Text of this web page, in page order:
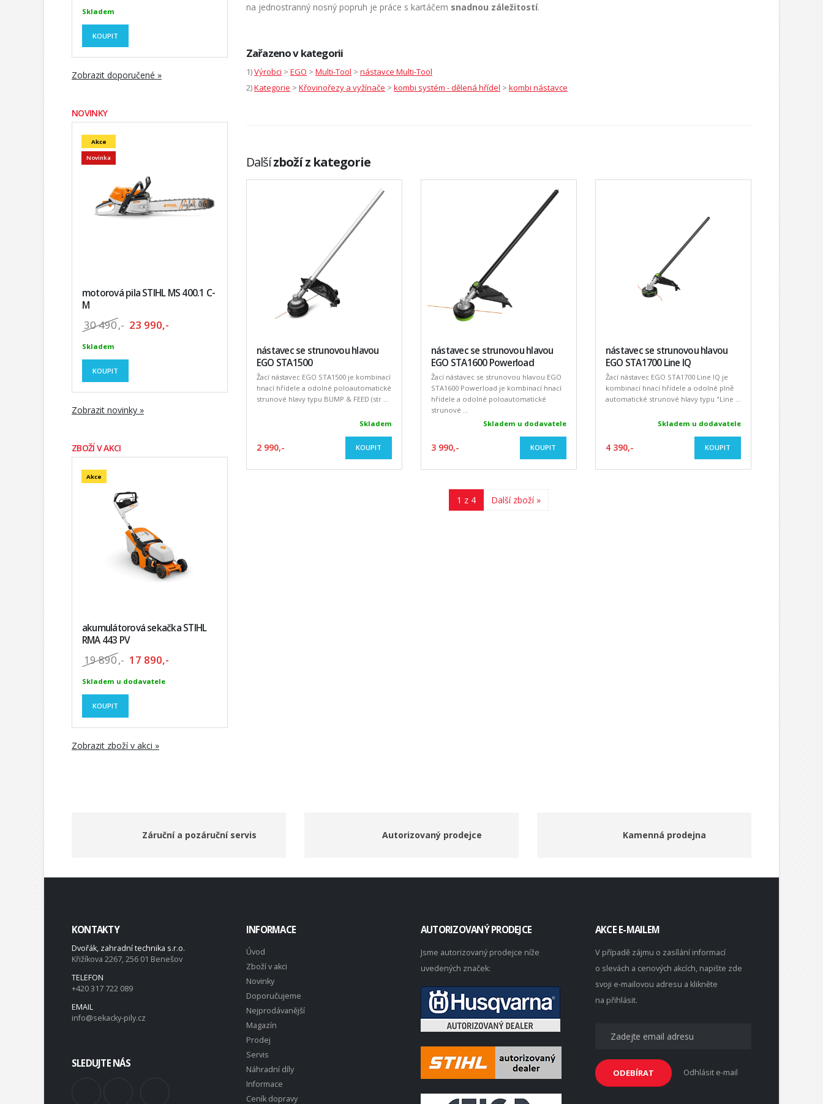
Skladem
KOUPIT
Zobrazit doporučené »
NOVINKY
Akce
Novinka
motorová pila STIHL MS 400.1 C-
M
30 490,- 23 990,-
Skladem
KOUPIT
Zobrazit novinky »
ZBOŽÍ V AKCI
Akce
akumulátorová sekačka STIHL
RMA 443 PV
19 890,- 17 890,-
Skladem u dodavatele
KOUPIT
Zobrazit zboží v akci »
na jednostranný nosný popruh je práce s kartáčem snadnou záležitostí.
Zařazeno v kategorii
1)Výrobci > EGO > Multi-Tool > nástavce Multi-Tool
2)Kategorie > Křovinořezy a vyžínače > kombi systém - dělená hřídel > kombi nástavce
Dalšízboží z kategorie
nástavec se strunovou hlavou
EGO STA1500
Žací nástavec EGO STA1500 je kombinací
hnací hřídele a odolné poloautomatické
strunové hlavy typu BUMP & FEED (str ...
Skladem
2 990,- KOUPIT
nástavec se strunovou hlavou
EGO STA1600 Powerload
Žací nástavec se strunovou hlavou EGO
STA1600 Powerload je kombinací hnací
hřídele a odolné poloautomatické
strunové ...
Skladem u dodavatele
3 990,- KOUPIT
nástavec se strunovou hlavou
EGO STA1700 Line IQ
Žací nástavec EGO STA1700 Line IQ je
kombinací hnací hřídele a odolné plně
automatické strunové hlavy typu "Line ...
Skladem u dodavatele
4 390,- KOUPIT
1 z 4 Další zboží »
Záruční a pozáruční servis Autorizovaný prodejce Kamenná prodejna
KONTAKTY
Dvořák, zahradní technika s.r.o.
Křižíkova 2267, 256 01 Benešov
TELEFON
+420 317 722 089
EMAIL
info@sekacky-pily.cz
SLEDUJTE NÁS
INFORMACE
Úvod
Zboží v akci
Novinky
Doporučujeme
Nejprodávanější
Magazín
Prodej
Servis
Náhradní díly
Informace
Ceník dopravy
AUTORIZOVANÝ PRODEJCE
Jsme autorizovaný prodejce níže
uvedených značek:
AKCE E-MAILEM
V případě zájmu o zasílání informací
o slevách a cenových akcích, napište zde
svoji e-mailovou adresu a klikněte
na přihlásit.
ODEBÍRAT Odhlásit e-mail